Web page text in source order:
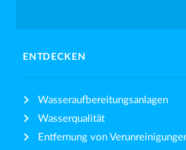
ENTDECKEN
Wasseraufbereitungsanlagen
Wasserqualität
Entfernung von